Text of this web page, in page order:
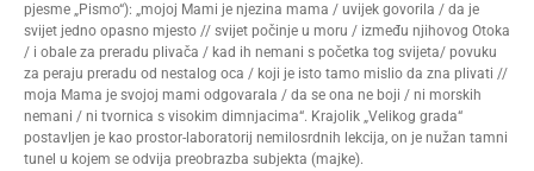
pjesme „Pismo“): „mojoj Mami je njezina mama / uvijek govorila / da je
svijet jedno opasno mjesto // svijet počinje u moru / između njihovog Otoka
/ i obale za preradu plivača / kad ih nemani s početka tog svijeta/ povuku
za peraju preradu od nestalog oca / koji je isto tamo mislio da zna plivati //
moja Mama je svojoj mami odgovarala / da se ona ne boji / ni morskih
nemani / ni tvornica s visokim dimnjacima“. Krajolik „Velikog grada“
postavljen je kao prostor-laboratorij nemilosrdnih lekcija, on je nužan tamni
tunel u kojem se odvija preobrazba subjekta (majke).